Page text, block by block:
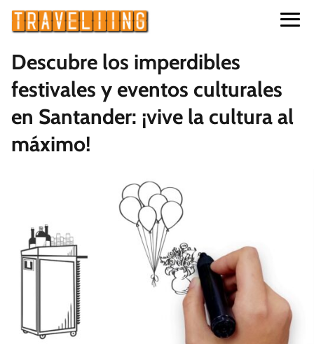
Descubre los imperdibles
festivales y eventos culturales
en Santander: ¡vive la cultura al
máximo!